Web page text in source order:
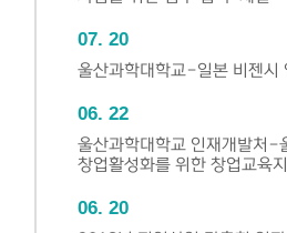
07 20
울산과학대학교-일본 비젠시
06 22
울산과학대학교 인재개발처-
창업활성화를 위한 창업교육
06 20